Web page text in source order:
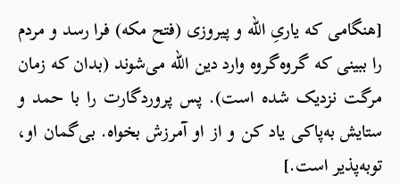
[هنگامی که یاریِ الله و پیروزی (فتح مکه) فرا رسد و مردم
را ببینی که گروه‌گروه وارد دین الله می‌شوند (بدان که زمان
مرگت نزدیک شده است). پس پروردگارت را با حمد و
ستایش به‌پاکی یاد کن و از او آمرزش بخواه. بی‌گمان او،
تو‌به‌پذیر است.]